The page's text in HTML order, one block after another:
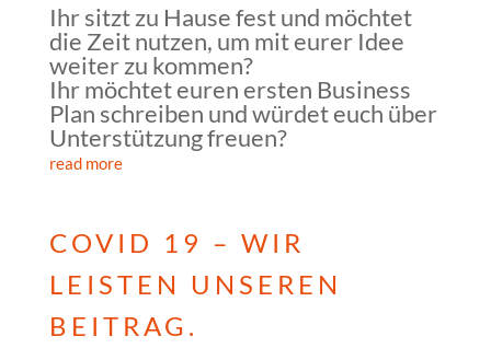
Ihr sitzt zu Hause fest und möchtet
die Zeit nutzen, um mit eurer Idee
weiter zu kommen?
Ihr möchtet euren ersten Business
Plan schreiben und würdet euch über
Unterstützung freuen?
read more
COVID 19 – WIR
LEISTEN UNSEREN
BEITRAG.